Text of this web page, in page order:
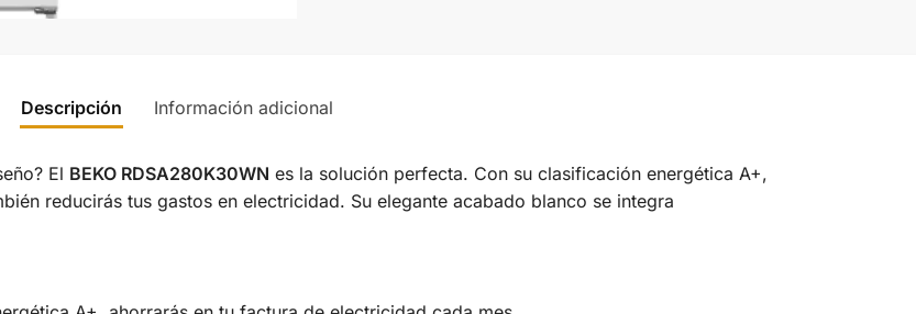
Descripción Información adicional
El BEKO RDSA280K30WN es la solución perfecta. Con su clasificación energética A+,
reducirás tus gastos en electricidad. Su elegante acabado blanco se integra